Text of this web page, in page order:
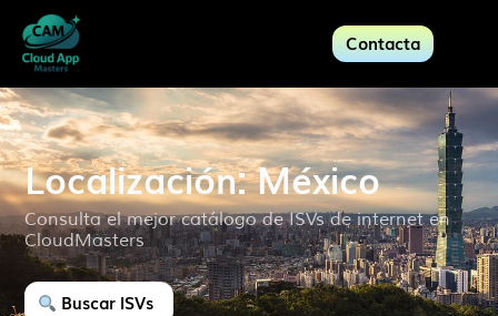
Contacta
Localización: México
Consulta el mejor catálogo de ISVs de internet en
CloudMasters
Buscar ISVs